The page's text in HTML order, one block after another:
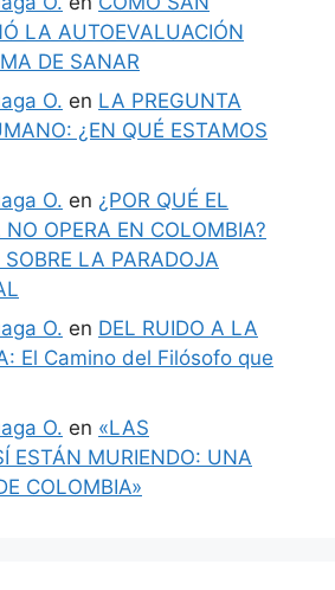
LA AUTOEVALUACIÓN
DE SANAR
O. en LA PREGUNTA
¿EN QUÉ ESTAMOS
O. en ¿POR QUÉ EL
OPERA EN COLOMBIA?
LA PARADOJA
O. en DEL RUIDO A LA
El Camino del Filósofo que
O. en «LAS
ESTÁN MURIENDO: UNA
COLOMBIA»